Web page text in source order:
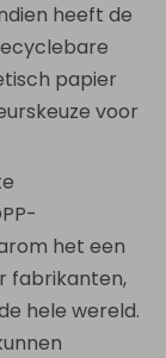
heeft de
papier
voor
het een
fabrikanten,
hele wereld.